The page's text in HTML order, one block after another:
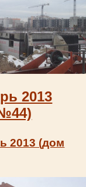
2013
2013 (дом